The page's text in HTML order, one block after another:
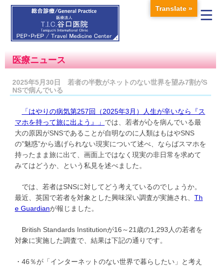
医療ニュース
2025年5月30日 若者の半数がネットのない世界を望み7割がS
NSで病んでいる
「はやりの病気第257回（2025年3月）人生が辛いなら『ス
マホを持って旅に出よう』」 では、若者が心を病んでいる最
大の原因がSNSであることが自明なのに人類はもはやSNS
の”魅惑”から逃げられない現実について述べ、ならばスマホを
持ったまま旅に出て、画面上ではなく現実の非日常を求めて
みてはどうか、という私見を述べました。
では、若者はSNSに対してどう考えているのでしょうか。
最近、英国で若者を対象とした興味深い調査が実施され、 Th
e Guardianが報じました。
British Standards Institutionが16～21歳の1,293人の若者を
対象に実施した調査で、結果は下記の通りです。
・46％が「インターネットのない世界で暮らしたい」と考え
Translate »